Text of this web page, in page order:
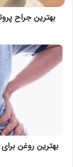
لیست
بهترین
روغن
برای
تسکین